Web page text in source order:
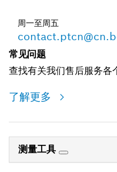
周一至周五
常见问题
查找有关我们售后服务各
了解更多
测量工具